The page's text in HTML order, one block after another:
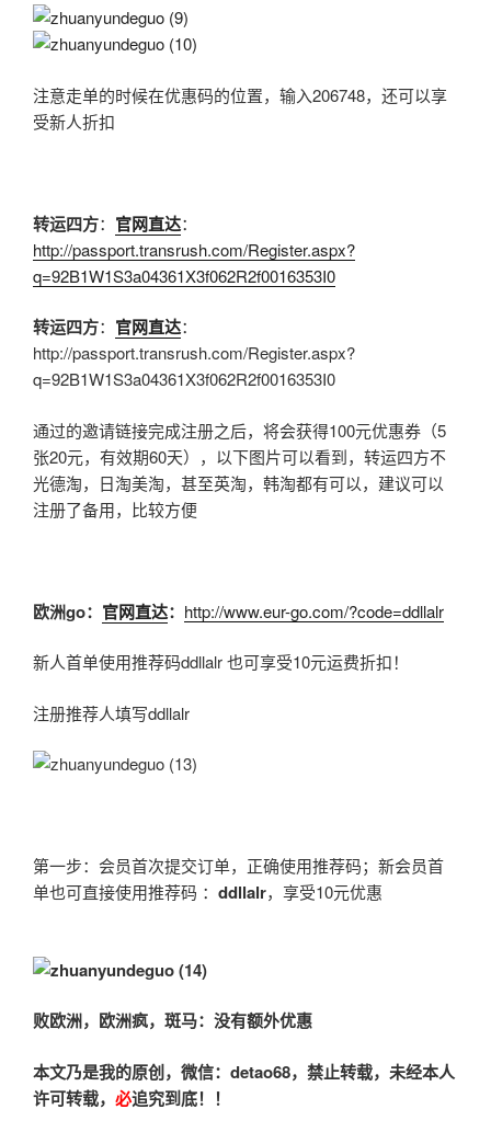
注意走单的时候在优惠码的位置，输入206748，还可以享
受新人折扣
转运四方： 官网直达：
http://passport.transrush.com/Register.aspx?
q=92B1W1S3a04361X3f062R2f0016353I0
转运四方： 官网直达：
http://passport.transrush.com/Register.aspx?
q=92B1W1S3a04361X3f062R2f0016353I0
通过的邀请链接完成注册之后，将会获得100元优惠券（5
张20元，有效期60天），以下图片可以看到，转运四方不
光德淘，日淘美淘，甚至英淘，韩淘都有可以，建议可以
注册了备用，比较方便
欧洲go： 官网直达： http://www.eur-go.com/?code=ddllalr
新人首单使用推荐码ddllalr 也可享受10元运费折扣！
注册推荐人填写ddllalr
第一步：会员首次提交订单，正确使用推荐码；新会员首
单也可直接使用推荐码 ： ddllalr，享受10元优惠
败欧洲，欧洲疯，斑马：没有额外优惠
本文乃是我的原创，微信：detao68，禁止转载，未经本人
许可转载， 必追究到底！！